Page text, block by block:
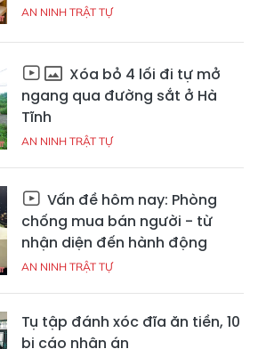
AN NINH TRẬT TỰ
Xóa bỏ 4 lối đi tự mở
ngang qua đường sắt ở Hà
Tĩnh
AN NINH TRẬT TỰ
Vấn đề hôm nay: Phòng
chống mua bán người - từ
nhận diện đến hành động
AN NINH TRẬT TỰ
Tụ tập đánh xóc đĩa ăn tiền, 10
bị cáo nhận án